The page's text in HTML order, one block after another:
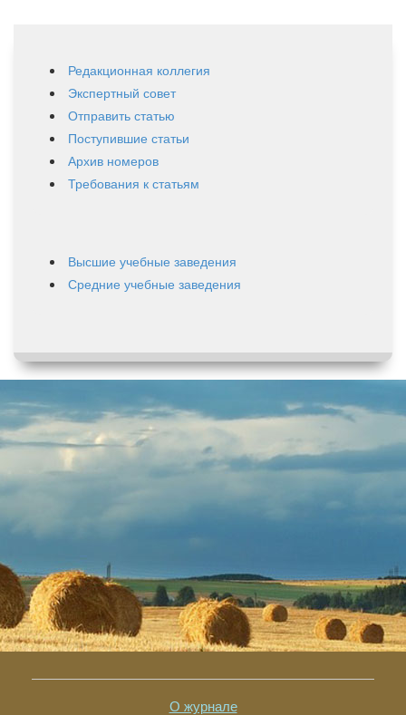
Редакционная коллегия
Экспертный совет
Отправить статью
Поступившие статьи
Архив номеров
Требования к статьям
Высшие учебные заведения
Средние учебные заведения
О журнале